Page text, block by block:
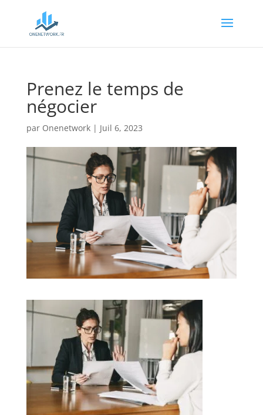
Prenez le temps de
négocier
par Onenetwork| Juil 6, 2023